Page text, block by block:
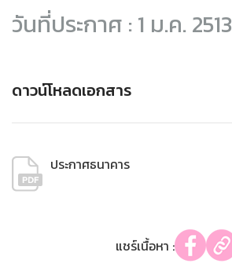
วันที่ประกาศ : 1 ม.ค. 2513
ดาวน์โหลดเอกสาร
ประกาศธนาคาร
แชร์เนื้อหา :